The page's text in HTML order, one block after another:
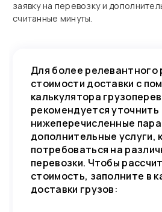
заявку на перевозку и
считанные минуты.
Для более релевантного
стоимости доставки с
калькулятора
рекомендуется уточнить
нижеперечисленные
дополнительные услуги,
потребоваться на
перевозки. Чтобы
стоимость, заполните в
доставки грузов: